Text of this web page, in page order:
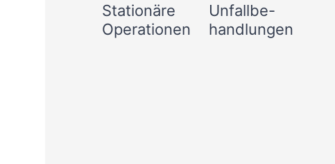
Stationäre
Operationen
Unfallbe-
handlungen